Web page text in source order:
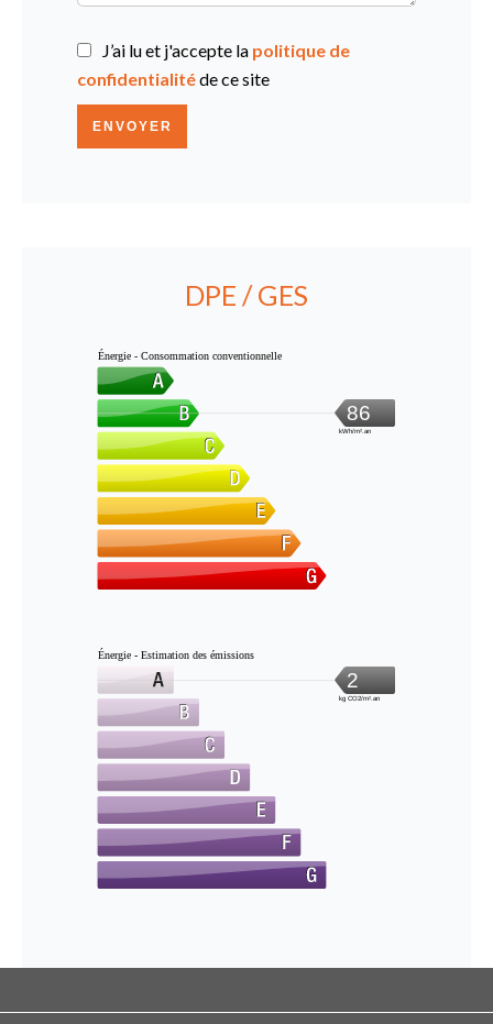
J’ai lu et j'accepte la politique de
confidentialitéde ce site
ENVOYER
DPE / GES
Énergie - Consommation conventionnelle
86
kWh/m².an
Énergie - Estimation des émissions
2
kg CO2/m².an